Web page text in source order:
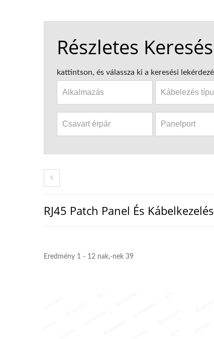
Részletes Keresés
kattintson, és válassza ki a keresési
RJ45 Patch Panel És Kábelkezelés
Eredmény 1 - 12 nak,-nek 39